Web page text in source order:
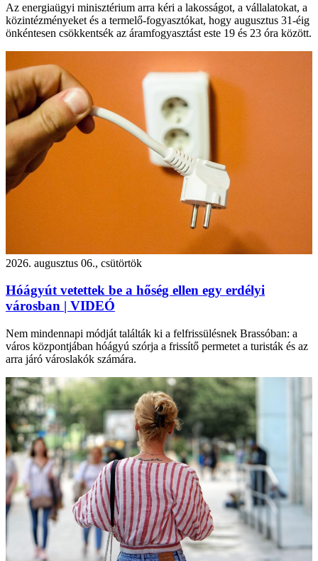
Az energiaügyi minisztérium arra kéri a lakosságot, a vállalatokat, a
közintézményeket és a termelő-fogyasztókat, hogy augusztus 31-éig
önkéntesen csökkentsék az áramfogyasztást este 19 és 23 óra között.
2026. augusztus 06., csütörtök
Hóágyút vetettek be a hőség ellen egy erdélyi
városban | VIDEÓ
Nem mindennapi módját találták ki a felfrissülésnek Brassóban: a
város központjában hóágyú szórja a frissítő permetet a turisták és az
arra járó városlakók számára.